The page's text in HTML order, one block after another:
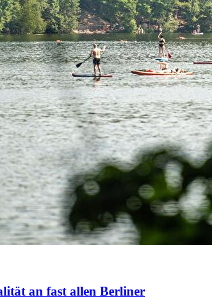
an fast allen Berliner